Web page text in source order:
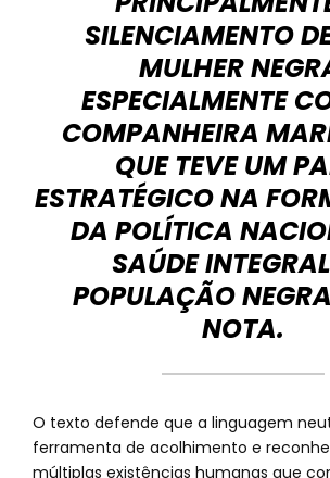
SILENCIAMENTO
MULHER
ESPECIALMENTE
COMPANHEIRA
QUE TEVE UM
ESTRATÉGICO NA
DA POLÍTICA
SAÚDE
POPULAÇÃO
NOTA.
O texto defende que a linguagem
ferramenta de acolhimento e
múltiplas existências humanas que